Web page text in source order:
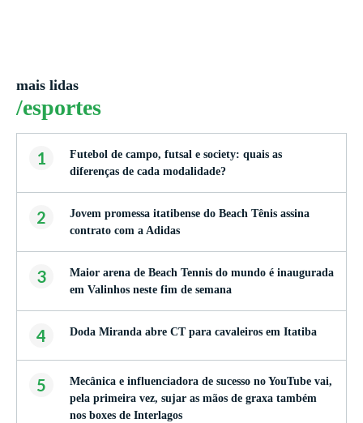
mais lidas
/esportes
1
Futebol de campo, futsal e society: quais as
diferenças de cada modalidade?
2
Jovem promessa itatibense do Beach Tênis assina
contrato com a Adidas
3
Maior arena de Beach Tennis do mundo é inaugurada
em Valinhos neste fim de semana
4 Doda Miranda abre CT para cavaleiros em Itatiba
5
Mecânica e influenciadora de sucesso no YouTube vai,
pela primeira vez, sujar as mãos de graxa também
nos boxes de Interlagos